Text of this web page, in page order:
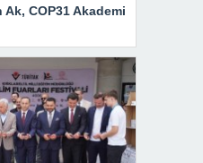
COP31 Akademi